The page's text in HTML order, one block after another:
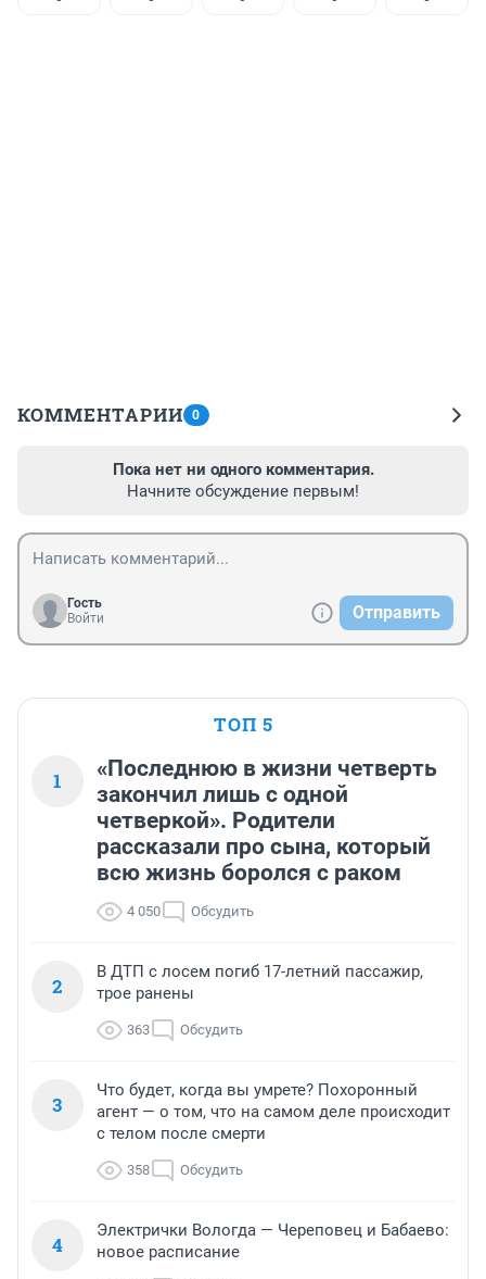
КОММЕНТАРИИ 0
Пока нет ни одного комментария.
Начните обсуждение первым!
Гость
Войти
Отправить
ТОП 5
1
«Последнюю в жизни четверть
закончил лишь с одной
четверкой». Родители
рассказали про сына, который
всю жизнь боролся с раком
4 050 Обсудить
2
В ДТП с лосем погиб 17-летний пассажир,
трое ранены
363 Обсудить
3
Что будет, когда вы умрете? Похоронный
агент — о том, что на самом деле происходит
с телом после смерти
358 Обсудить
4
Электрички Вологда — Череповец и Бабаево:
новое расписание